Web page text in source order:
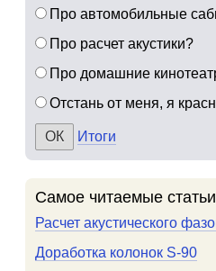
Про автомобильные
Про расчет акустики?
Про домашние
Отстань от меня, я
Итоги
Самое читаемые статьи
Расчет акустического
Доработка колонок S-90